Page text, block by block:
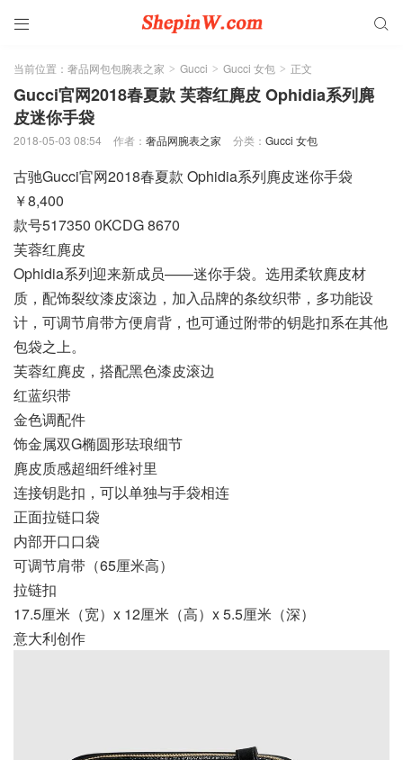
 
当前位置： 奢品网包包腕表之家 > Gucci > Gucci 女包 > 正文
Gucci官网2018春夏款 芙蓉红麂皮 Ophidia系列麂
皮迷你手袋
2018-05-03 08:54 作者： 奢品网腕表之家 分类： Gucci 女包
古驰Gucci官网2018春夏款 Ophidia系列麂皮迷你手袋
￥8,400
款号517350 0KCDG 8670
芙蓉红麂皮
Ophidia系列迎来新成员——迷你手袋。选用柔软麂皮材
质，配饰裂纹漆皮滚边，加入品牌的条纹织带，多功能设
计，可调节肩带方便肩背，也可通过附带的钥匙扣系在其他
包袋之上。
芙蓉红麂皮，搭配黑色漆皮滚边
红蓝织带
金色调配件
饰金属双G椭圆形珐琅细节
麂皮质感超细纤维衬里
连接钥匙扣，可以单独与手袋相连
正面拉链口袋
内部开口口袋
可调节肩带（65厘米高）
拉链扣
17.5厘米（宽）x 12厘米（高）x 5.5厘米（深）
意大利创作